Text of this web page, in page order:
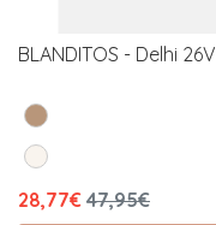
BLANDITOS - Delhi 26V
28,77€ 47,95€